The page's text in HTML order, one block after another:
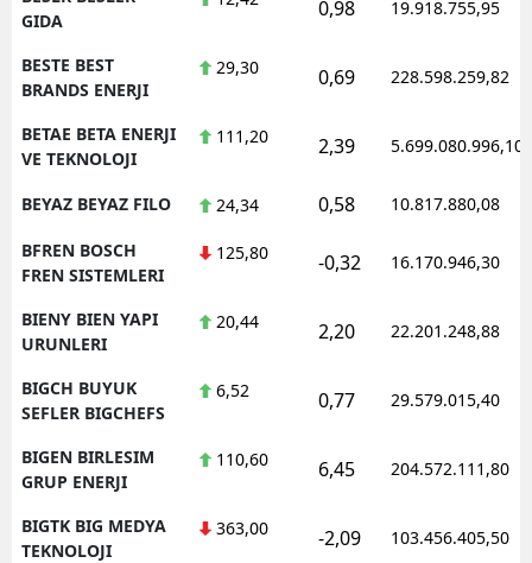
GIDA
0,98 19.918.755,95
BESTE BEST
BRANDS ENERJI
29,30 0,69 228.598.259,82
BETAE BETA ENERJI
VE TEKNOLOJI
111,20 2,39 5.699.080.996,10
BEYAZ BEYAZ FILO 24,34 0,58 10.817.880,08
BFREN BOSCH
FREN SISTEMLERI
125,80 -0,32 16.170.946,30
BIENY BIEN YAPI
URUNLERI
20,44 2,20 22.201.248,88
BIGCH BUYUK
SEFLER BIGCHEFS
6,52 0,77 29.579.015,40
BIGEN BIRLESIM
GRUP ENERJI
110,60 6,45 204.572.111,80
BIGTK BIG MEDYA
TEKNOLOJI
363,00 -2,09 103.456.405,50